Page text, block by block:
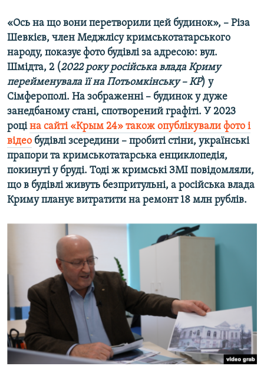
«Ось на що вони перетворили цей будинок», – Різа
Шевкієв, член Меджлісу кримськотатарського
народу, показує фото будівлі за адресою: вул.
Шмідта, 2 (2022 року російська влада Криму
перейменувала її на Потьомкінську – КР) у
Сімферополі. На зображенні – будинок у дуже
занедбаному стані, спотворений графіті. У 2023
роціна сайті «Крым 24» також опублікували фото і
відео будівлі зсередини – пробиті стіни, українські
прапори та кримськотатарська енциклопедія,
покинуті у бруді. Тоді ж кримські ЗМІ повідомляли,
що в будівлі живуть безпритульні, а російська влада
Криму планує витратити на ремонт 18 млн рублів.